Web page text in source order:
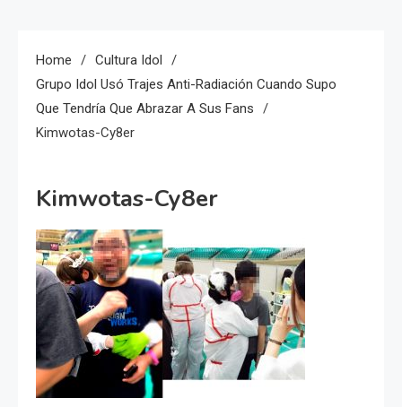
Home
Cultura Idol
Grupo Idol Usó Trajes Anti-Radiación Cuando Supo
Que Tendría Que Abrazar A Sus Fans
Kimwotas-Cy8er
Kimwotas-Cy8er